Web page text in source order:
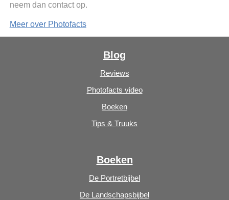
neem dan contact op.
Meer over Photofacts
Blog
Reviews
Photofacts video
Boeken
Tips & Truuks
Boeken
De Portretbijbel
De Landschapsbijbel